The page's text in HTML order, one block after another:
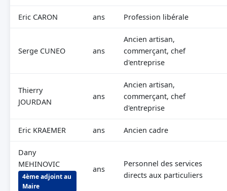
Eric CARON ans Profession libérale
Serge CUNEO ans
Ancien artisan,
commerçant, chef
d'entreprise
Thierry
JOURDAN
ans
Ancien artisan,
commerçant, chef
d'entreprise
Eric KRAEMER ans Ancien cadre
Dany
MEHINOVIC
4ème adjoint au
Maire
ans
Personnel des services
directs aux particuliers